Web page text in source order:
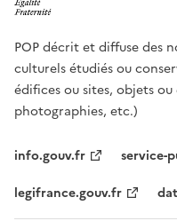
POP décrit et diffuse des
culturels étudiés ou
édifices ou sites, objets
photographies, etc.)
info.gouv.fr
service-
legifrance.gouv.fr